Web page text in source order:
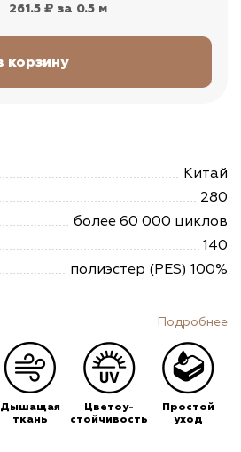
261.5 ₽ за 0.5 м
Китай
280
более 60 000 циклов
140
полиэстер (PES) 100%
Подробнее
Дышащая
ткань
Цветоу-
стойчивость
Простой
уход